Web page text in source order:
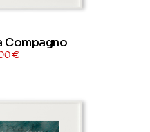
Compagno
€